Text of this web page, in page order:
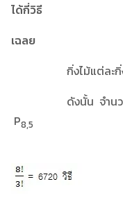
ได้กี่วิธี
เฉลย
กิ่งไม้แต่ละกิ่งจะใ
ดังนั้น จำนวนวิ
P8,5